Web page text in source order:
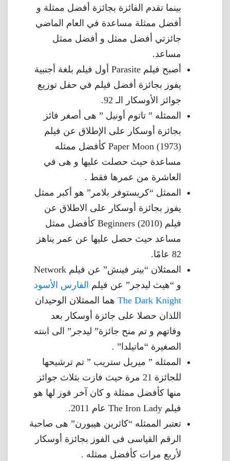
بينما تقدم الفائزة بجائزة أفضل ممثلة و
أفضل ممثلة مساعدة في العام الماضي
جائزتي أفضل ممثل و أفضل ممثل
مساعد.
أصبح فيلم Parasite أول فيلم بلغة أجنبية
يفوز بجائزة أفضل فيلم في حفل توزيع
جوائز الأوسكار الـ 92.
الممثله ” تاتوم أونيل ” هى أصغر فائز
بجائزة أوسكار على الإطلاق عن فيلم
Paper Moon (1973) كأفضل ممثله
مساعدة حيث حصلت عليها و هى في
العاشرة من عمرها فقط .
الممثل “كريستوفر بلامر” هو أكبر ممثل
يفوز بجائزة أوسكار على الاطلاق عن
فيلم Beginners (2010) كأفضل ممثل
مساعد حيث حصل عليها عن عمر يناهز
82 عامًا.
الممثلان “بيتر فينش” عن فيلم Network
و “هيث ليدجر” عن فيلم الفارس الأسود
The Dark Knight هما الممثلان الوحيدان
اللذان حصلا على جائزة أوسكار بعد
وفاتهم و تم منح جائزة” ليدجر” الى ابنته
الصغيرة “ماتيلدا” .
الممثله ” ميريل ستريب ” تم ترشيحها
للجائزة 21 مرة حيث فازت بثلاث جوائز
منها كأفضل ممثلة و كان آخر فوز لها هو
فيلم The Iron Lady عام 2011.
تعتبر الممثله “كاثرين هيبورن” هى صاحبة
الرقم القياسى فى الفوز بجائزة أوسكار
لأربع مرات كأفضل ممثله .